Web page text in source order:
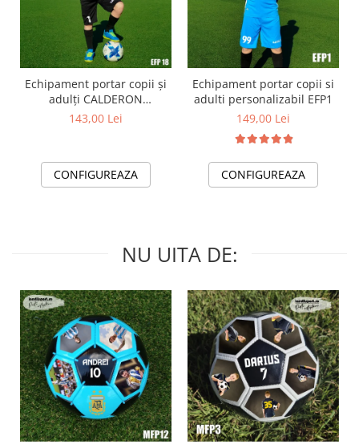
Echipament portar copii și
adulți CALDERON
personalizabil EFP18
143,00 Lei
CONFIGUREAZA
Echipament portar copii si
adulti personalizabil EFP1
149,00 Lei
CONFIGUREAZA
NU UITA DE: